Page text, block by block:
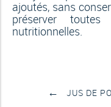
ajoutés, sans
préserver
nutritionnelles.
← JUS DE